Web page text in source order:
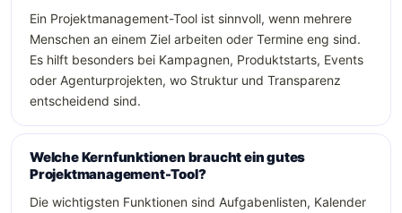
Ein Projektmanagement-Tool ist sinnvoll, wenn mehrere
Menschen an einem Ziel arbeiten oder Termine eng sind.
Es hilft besonders bei Kampagnen, Produktstarts, Events
oder Agenturprojekten, wo Struktur und Transparenz
entscheidend sind.
Welche Kernfunktionen braucht ein gutes
Projektmanagement-Tool?
Die wichtigsten Funktionen sind Aufgabenlisten, Kalender